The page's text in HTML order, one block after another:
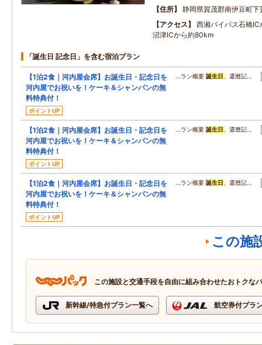
住所
静岡県賀茂郡南伊豆町
アクセス
西湘バイパス石橋
沼津ICから約80km
「誕生日 記念日」を含む宿泊プラン
【1泊2食｜河内屋会席】お誕生日・記念日を
河内屋でお祝いを！ケーキ＆シャンパンの無
料特典付！
ポイントUP
…ラン概要誕生日 、還暦記…
【1泊2食｜河内屋会席】お誕生日・記念日を
河内屋でお祝いを！ケーキ＆シャンパンの無
料特典付！
ポイントUP
…ラン概要誕生日 、還暦記…
【1泊2食｜河内屋会席】お誕生日・記念日を
河内屋でお祝いを！ケーキ＆シャンパンの無
料特典付！
ポイントUP
…ラン概要誕生日 、還暦記…
この施
この施設と交通手段を自由に組み合わせたおトクな
新幹線/特急付プラン一覧へ 航空券付プラ